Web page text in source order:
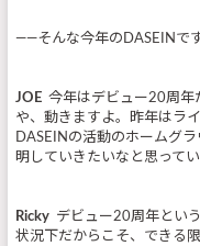
――そんな今年のDASEINで
JOE 今年はデビュー20周年
や、動きますよ。昨年はラ
DASEINの活動のホームグ
明していきたいなと思ってい
Ricky デビュー20周年とい
状況下だからこそ、できる